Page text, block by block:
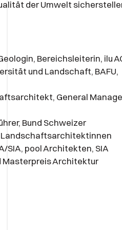
der Umwelt
Bereichsleiterin, ilu
und Landschaft, BAFU,
General
Bund Schweizer
SIA, pool Architekten, SIA
Masterpreis Architektur